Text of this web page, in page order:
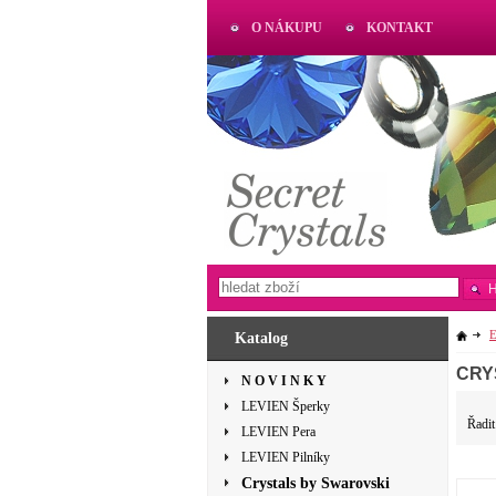
Katalog
N O V I N K Y
LEVIEN Šperky
LEVIEN Pera
LEVIEN Pilníky
Crystals by Swarovski
O NÁKUPU KONTAKT
AKTUAL
www.aktual-koralky.cz